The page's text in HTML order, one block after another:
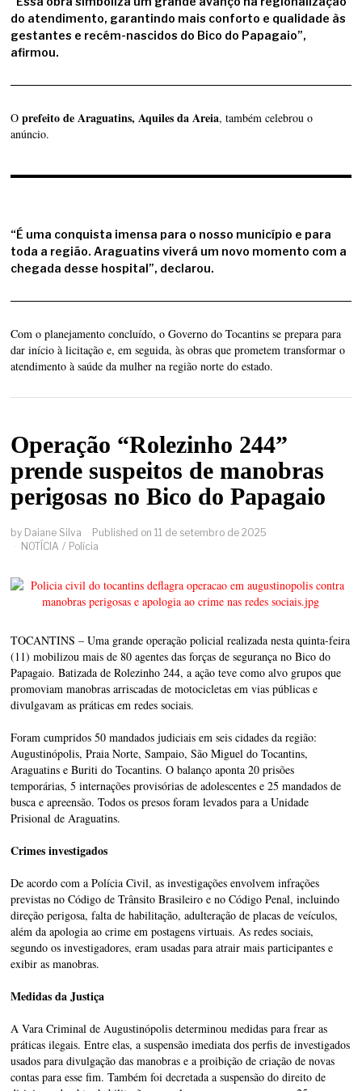
do atendimento, garantindo mais conforto e qualidade às
gestantes e recém-nascidos do Bico do Papagaio”,
afirmou.
Oprefeito de Araguatins, Aquiles da Areia, também celebrou o
anúncio.
“É uma conquista imensa para o nosso município e para
toda a região. Araguatins viverá um novo momento com a
chegada desse hospital”, declarou.
Com o planejamento concluído, o Governo do Tocantins se prepara para
dar início à licitação e, em seguida, às obras que prometem transformar o
atendimento à saúde da mulher na região norte do estado.
Operação “Rolezinho 244”
prende suspeitos de manobras
perigosas no Bico do Papagaio
by Daiane Silva Published on 11 de setembro de 2025
NOTÍCIA / Polícia
TOCANTINS – Uma grande operação policial realizada nesta quinta-feira
(11) mobilizou mais de 80 agentes das forças de segurança no Bico do
Papagaio. Batizada de Rolezinho 244, a ação teve como alvo grupos que
promoviam manobras arriscadas de motocicletas em vias públicas e
divulgavam as práticas em redes sociais.
Foram cumpridos 50 mandados judiciais em seis cidades da região:
Augustinópolis, Praia Norte, Sampaio, São Miguel do Tocantins,
Araguatins e Buriti do Tocantins. O balanço aponta 20 prisões
temporárias, 5 internações provisórias de adolescentes e 25 mandados de
busca e apreensão. Todos os presos foram levados para a Unidade
Prisional de Araguatins.
Crimes investigados
De acordo com a Polícia Civil, as investigações envolvem infrações
previstas no Código de Trânsito Brasileiro e no Código Penal, incluindo
direção perigosa, falta de habilitação, adulteração de placas de veículos,
além da apologia ao crime em postagens virtuais. As redes sociais,
segundo os investigadores, eram usadas para atrair mais participantes e
exibir as manobras.
Medidas da Justiça
A Vara Criminal de Augustinópolis determinou medidas para frear as
práticas ilegais. Entre elas, a suspensão imediata dos perfis de investigados
usados para divulgação das manobras e a proibição de criação de novas
contas para esse fim. Também foi decretada a suspensão do direito de